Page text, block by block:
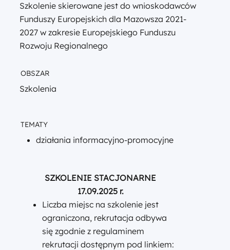
Szkolenie skierowane jest do wnioskodawców
Funduszy Europejskich dla Mazowsza 2021-
2027 w zakresie Europejskiego Funduszu
Rozwoju Regionalnego
OBSZAR
Szkolenia
TEMATY
działania informacyjno-promocyjne
SZKOLENIE STACJONARNE
17.09.2025 r.
Liczba miejsc na szkolenie jest
ograniczona, rekrutacja odbywa
się zgodnie z regulaminem
rekrutacji dostępnym pod linkiem: